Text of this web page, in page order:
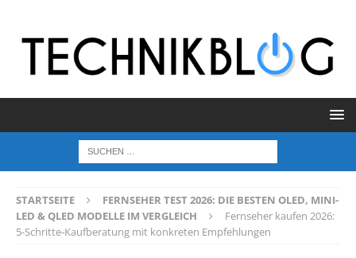
STARTSEITE
FERNSEHER TEST 2026: DIE BESTEN OLED, MINI-
LED & QLED MODELLE IM VERGLEICH
Fernseher kaufen 2026:
5-Schritte-Kaufberatung mit konkreten Empfehlungen